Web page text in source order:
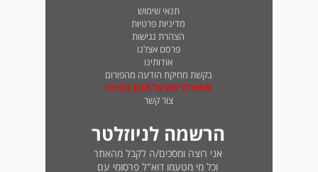
תנאי שימוש
מדיניות פרטיות
הצהרת נגישות
פרסם אצלנו
אודותינו
בקשת מחיקת הודעה מהפורום
טופס לדיווח על תוכן בעייתי
צור קשר
הרשמה לניוזלטר
אני רוצה ומסכים/ה לקבל מהאתר
וכל מי מטעמו דוא"ל פרסומי עם